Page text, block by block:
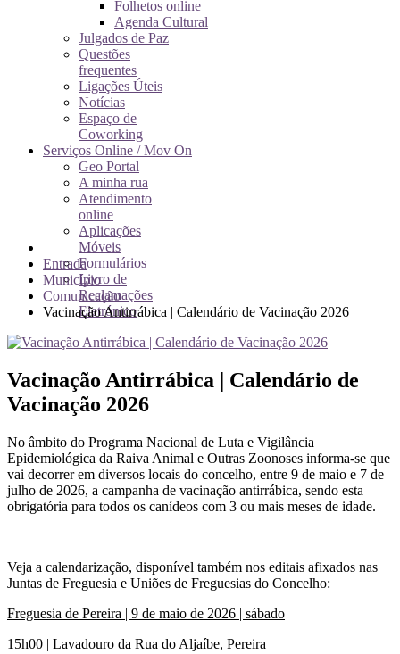
Folhetos online
Agenda Cultural
Julgados de Paz
Questões
frequentes
Ligações Úteis
Notícias
Espaço de
Coworking
Serviços Online / Mov On
Geo Portal
A minha rua
Atendimento
online
Aplicações
Móveis
Formulários
Livro de
Reclamações
Eletrónico
Entrada
Município
Comunicação
Vacinação Antirrábica | Calendário de Vacinação 2026
Vacinação Antirrábica | Calendário de
Vacinação 2026
No âmbito do Programa Nacional de Luta e Vigilância
Epidemiológica da Raiva Animal e Outras Zoonoses informa-se que
vai decorrer em diversos locais do concelho, entre 9 de maio e 7 de
julho de 2026, a campanha de vacinação antirrábica, sendo esta
obrigatória para todos os canídeos com 3 ou mais meses de idade.
Veja a calendarização, disponível também nos editais afixados nas
Juntas de Freguesia e Uniões de Freguesias do Concelho:
Freguesia de Pereira | 9 de maio de 2026 | sábado
15h00 | Lavadouro da Rua do Aljaíbe, Pereira